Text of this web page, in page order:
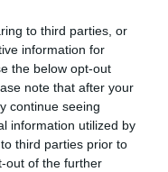
to third parties, or
information for
the below opt-out
note that after your
continue seeing
information utilized by
third parties prior to
out of the further
abordan
la homeopatía. Se
23 revisiones
y 5
con conclusiones
la actualización